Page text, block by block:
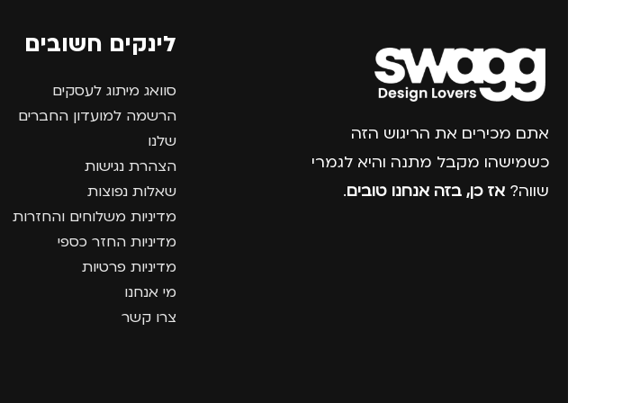
אתם מכירים את הריגוש הזה
כשמישהו מקבל מתנה והיא לגמרי
שווה? אז כן, בזה אנחנו טובים.
לינקים חשובים
סוואג מיתוג לעסקים
הרשמה למועדון החברים
שלנו
הצהרת נגישות
שאלות נפוצות
מדיניות משלוחים והחזרות
מדיניות החזר כספי
מדיניות פרטיות
מי אנחנו
צרו קשר